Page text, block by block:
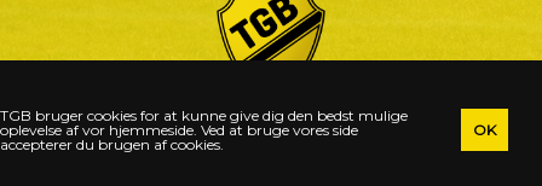
TGB Toreby Grænge Boldklub | Tlf. 22 38 87 55
Gl. Landevej | 4891 Toreby L
TGB bruger cookies for at kunne give dig den bedst mulige
oplevelse af vor hjemmeside. Ved at bruge vores side
accepterer du brugen af cookies.